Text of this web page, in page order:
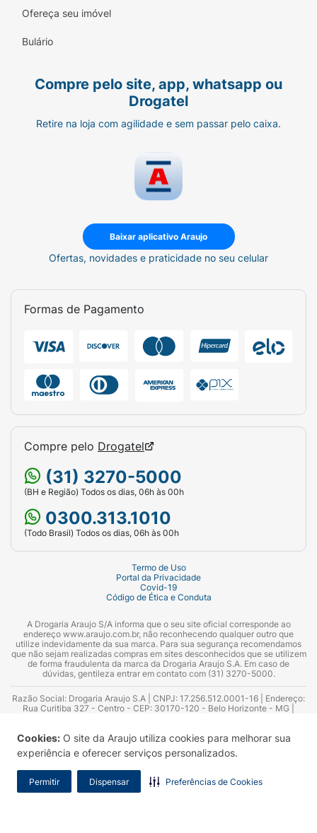
Cookies: O site da Araujo utiliza cookies para melhorar sua
experiência e oferecer serviços personalizados.
Permitir Dispensar Preferências de Cookies
Ofereça seu imóvel
Bulário
Compre pelo site, app, whatsapp ou
Drogatel
Retire na loja com agilidade e sem passar pelo caixa.
Baixar aplicativo Araujo
Ofertas, novidades e praticidade no seu celular
Formas de Pagamento
Compre pelo Drogatel
(31) 3270-5000
(BH e Região) Todos os dias, 06h às 00h
0300.313.1010
(Todo Brasil) Todos os dias, 06h às 00h
Termo de Uso
Portal da Privacidade
Covid-19
Código de Ética e Conduta
A Drogaria Araujo S/A informa que o seu site oficial corresponde ao
endereço www.araujo.com.br, não reconhecendo qualquer outro que
utilize indevidamente da sua marca. Para sua segurança recomendamos
que não sejam realizadas compras em sites desconhecidos que se utilizem
de forma fraudulenta da marca da Drogaria Araujo S.A. Em caso de
dúvidas, gentileza entrar em contato com (31) 3270-5000.
Razão Social: Drogaria Araujo S.A | CNPJ: 17.256.512.0001-16 | Endereço:
Rua Curitiba 327 - Centro - CEP: 30170-120 - Belo Horizonte - MG |
Azevedo Guimarães – CRF 10.965 | Yasmin Silva Alvarenga – CRF 52.584 -
Consultor substituto: Thiago Aguiar Pinheiro - CRF Nº 13.748. Alvará
Sanitário: 2025020713 | Autorização de Funcionamento da Empresa (AFE):